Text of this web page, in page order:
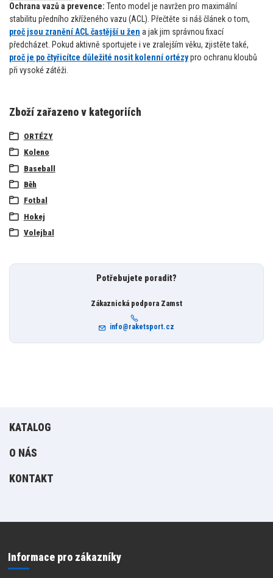
Ochrana vazů a prevence: Tento model je navržen pro maximální
stabilitu předního zkříženého vazu (ACL). Přečtěte si náš článek o tom,
proč jsou zranění ACL častější u žen a jak jim správnou fixací
předcházet. Pokud aktivně sportujete i ve zralejším věku, zjistěte také,
proč je po čtyřicítce důležité nosit kolenní ortézypro ochranu kloubů
při vysoké zátěži.
Zboží zařazeno v kategoriích
ORTÉZY
Koleno
Baseball
Běh
Fotbal
Hokej
Volejbal
Potřebujete poradit?
Zákaznická podpora Zamst
info@raketsport.cz
KATALOG
O NÁS
KONTAKT
Informace pro zákazníky